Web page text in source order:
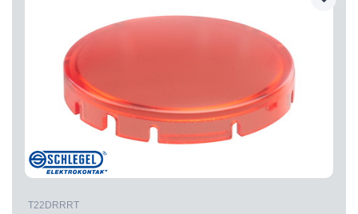
T22DRRRT